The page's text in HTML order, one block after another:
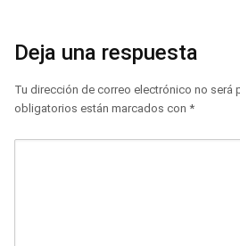
Deja una respuesta
Tu dirección de correo electrónico no será
obligatorios están marcados con *